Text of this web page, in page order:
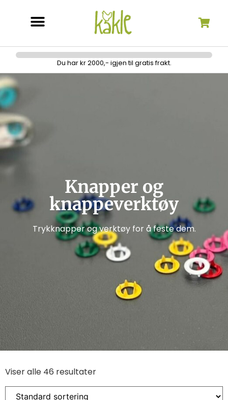
Du har kr 2000,- igjen til gratis frakt.
Knapper og
knappeverktøy
Trykknapper og verktøy for å feste dem.
Viser alle 46 resultater